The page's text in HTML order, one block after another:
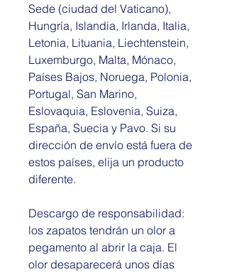
Sede (ciudad del Vaticano),
Hungría, Islandia, Irlanda, Italia,
Letonia, Lituania, Liechtenstein,
Luxemburgo, Malta, Mónaco,
Países Bajos, Noruega, Polonia,
Portugal, San Marino,
Eslovaquia, Eslovenia, Suiza,
España, Suecia y Pavo. Si su
dirección de envío está fuera de
estos países, elija un producto
diferente.
Descargo de responsabilidad:
los zapatos tendrán un olor a
pegamento al abrir la caja. El
olor desaparecerá unos días